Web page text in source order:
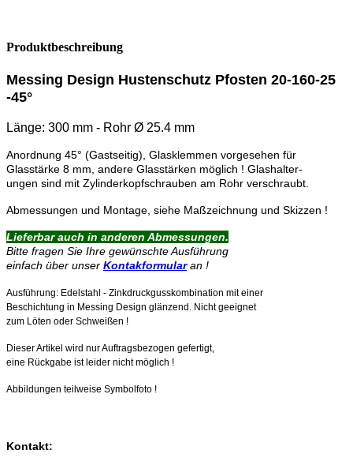
Produktbeschreibung
Messing Design Hustenschutz Pfosten 20-160-25
-45°
Länge: 300 mm - Rohr Ø 25.4 mm
Anordnung 45° (Gastseitig), Glasklemmen vorgesehen für
Glasstärke 8 mm, andere Glasstärken möglich ! Glashalter-
ungen sind mit Zylinderkopfschrauben am Rohr verschraubt.
Abmessungen und Montage, siehe Maßzeichnung und Skizzen !
Lieferbar auch in anderen Abmessungen.
Bitte fragen Sie Ihre gewünschte Ausführung
einfach über unser Kontakformularan !
Ausführung: Edelstahl - Zinkdruckgusskombination mit einer
Beschichtung in Messing Design glänzend. Nicht geeignet
zum Löten oder Schweißen !
Dieser Artikel wird nur Auftragsbezogen gefertigt,
eine Rückgabe ist leider nicht möglich !
Abbildungen teilweise Symbolfoto !
Kontakt: